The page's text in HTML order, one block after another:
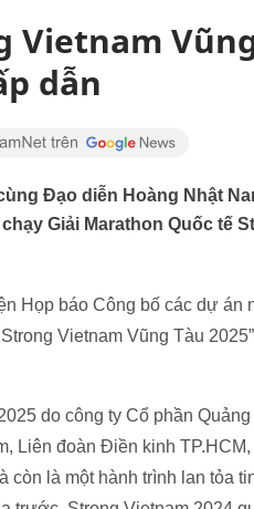
Vietnam
dẫn
Đạo diễn Hoàng Nhật
Giải Marathon Quốc tế
Họp báo Công bố các dự án
Vietnam Vũng Tàu
do công ty Cổ phần
Liên đoàn Điền kinh
còn là một hành trình lan tỏa